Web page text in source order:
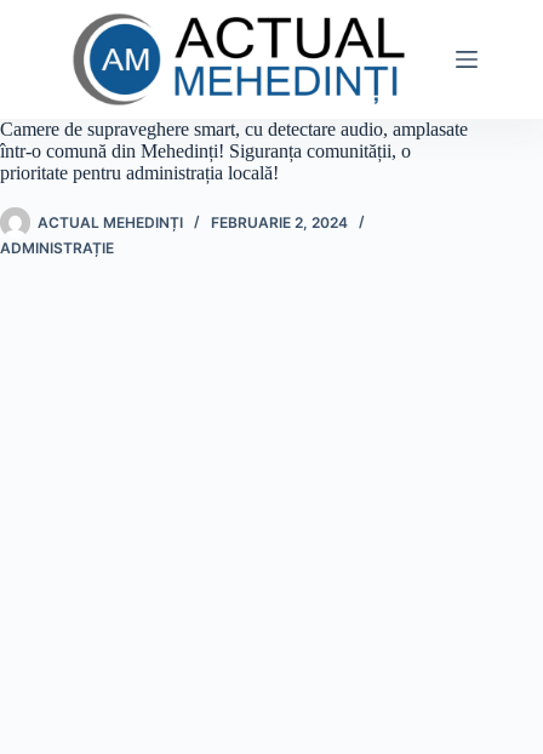
Camere de supraveghere smart, cu detectare audio, amplasate
într-o comună din Mehedinți! Siguranța comunității, o
prioritate pentru administrația locală!
ACTUAL MEHEDINȚI
FEBRUARIE 2, 2024
ADMINISTRAȚIE